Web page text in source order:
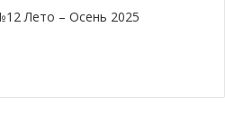
Лето – Осень 2025